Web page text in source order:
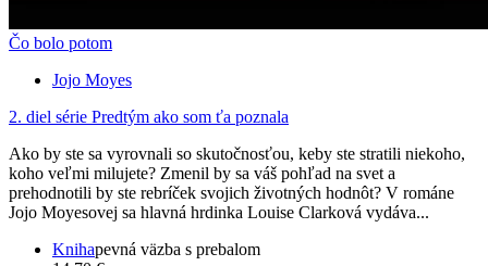
Čo bolo potom
Jojo Moyes
2. diel série Predtým ako som ťa poznala
Ako by ste sa vyrovnali so skutočnosťou, keby ste stratili niekoho,
koho veľmi milujete? Zmenil by sa váš pohľad na svet a
prehodnotili by ste rebríček svojich životných hodnôt? V románe
Jojo Moyesovej sa hlavná hrdinka Louise Clarková vydáva...
Knihapevná väzba s prebalom